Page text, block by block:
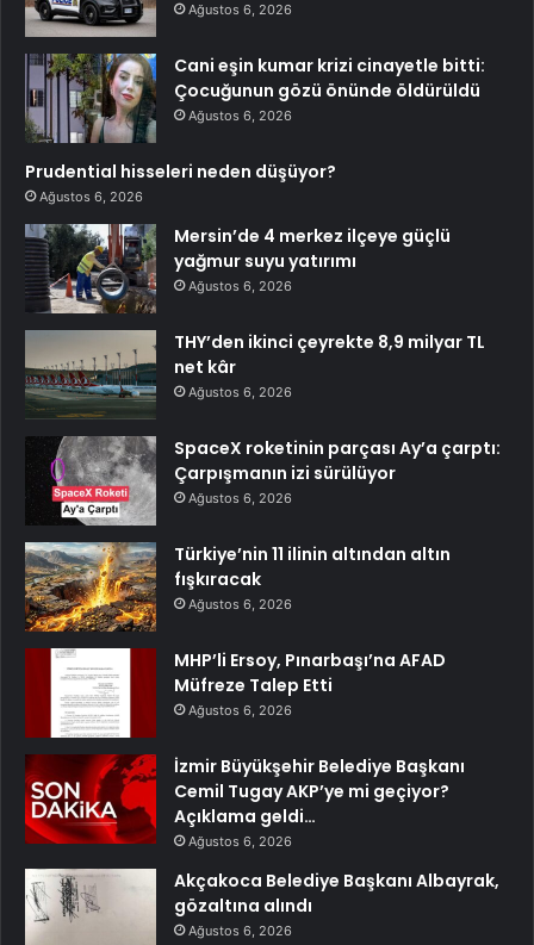
Ağustos 6, 2026
Cani eşin kumar krizi cinayetle bitti:
Çocuğunun gözü önünde öldürüldü
Ağustos 6, 2026
Prudential hisseleri neden düşüyor?
Ağustos 6, 2026
Mersin’de 4 merkez ilçeye güçlü
yağmur suyu yatırımı
Ağustos 6, 2026
THY’den ikinci çeyrekte 8,9 milyar TL
net kâr
Ağustos 6, 2026
SpaceX roketinin parçası Ay’a çarptı:
Çarpışmanın izi sürülüyor
Ağustos 6, 2026
Türkiye’nin 11 ilinin altından altın
fışkıracak
Ağustos 6, 2026
MHP’li Ersoy, Pınarbaşı’na AFAD
Müfreze Talep Etti
Ağustos 6, 2026
İzmir Büyükşehir Belediye Başkanı
Cemil Tugay AKP’ye mi geçiyor?
Açıklama geldi…
Ağustos 6, 2026
Akçakoca Belediye Başkanı Albayrak,
gözaltına alındı
Ağustos 6, 2026